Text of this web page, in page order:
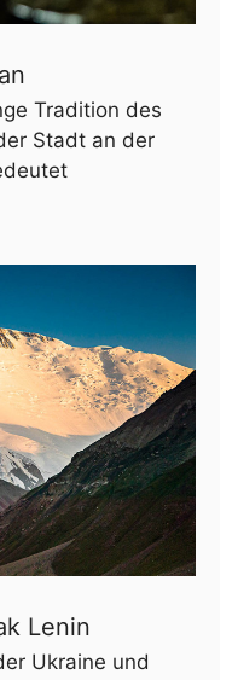
Tradition des
Stadt an der
Lenin
Ukraine und